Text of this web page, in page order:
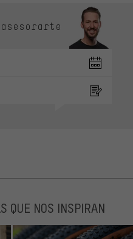
QUE NOS INSPIRAN